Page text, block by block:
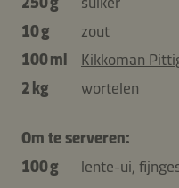
10 g
zout
100 ml
Kikkoman
2 kg
wortelen
Om te serveren:
100 g
lente-ui,